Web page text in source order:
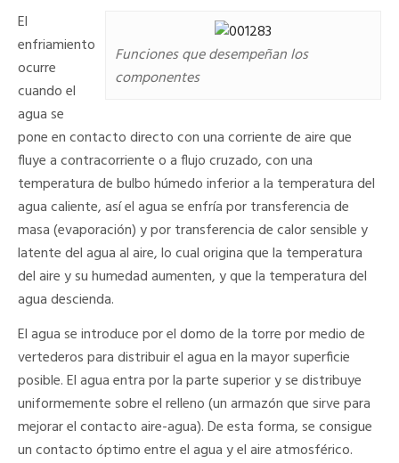
Funciones que desempeñan los
componentes
El
enfriamiento
ocurre
cuando el
agua se
pone en contacto directo con una corriente de aire que
fluye a contracorriente o a flujo cruzado, con una
temperatura de bulbo húmedo inferior a la temperatura del
agua caliente, así el agua se enfría por transferencia de
masa (evaporación) y por transferencia de calor sensible y
latente del agua al aire, lo cual origina que la temperatura
del aire y su humedad aumenten, y que la temperatura del
agua descienda.
El agua se introduce por el domo de la torre por medio de
vertederos para distribuir el agua en la mayor superficie
posible. El agua entra por la parte superior y se distribuye
uniformemente sobre el relleno (un armazón que sirve para
mejorar el contacto aire-agua). De esta forma, se consigue
un contacto óptimo entre el agua y el aire atmosférico.